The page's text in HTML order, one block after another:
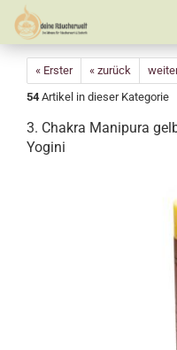
« Erster « zurück
54 Artikel in dieser Kategorie
3. Chakra Manipura
Yogini